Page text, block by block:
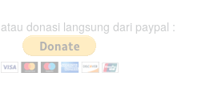
atau donasi langsung dari paypal :